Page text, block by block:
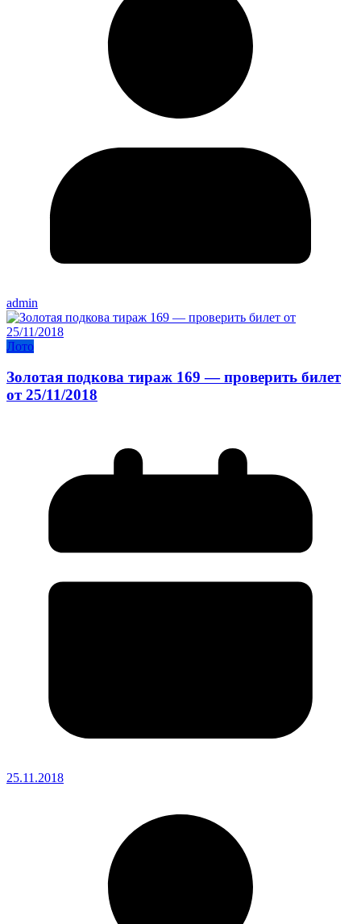
admin
Лото
Золотая подкова тираж 169 — проверить билет
от 25/11/2018
25.11.2018